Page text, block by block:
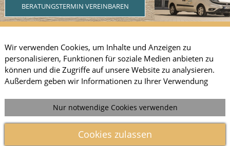
BERATUNGSTERMIN VEREINBAREN
Webdesign by ARANES
Wir verwenden Cookies, um Inhalte und Anzeigen zu
personalisieren, Funktionen für soziale Medien anbieten zu
können und die Zugriffe auf unsere Website zu analysieren.
Außerdem geben wir Informationen zu Ihrer Verwendung
Werbung und Analysen weiter. Unsere Partner führen diese
Informationen möglicherweise mit weiteren Daten
zusammen, die Sie ihnen bereitgestellt haben oder die sie im
Rahmen Ihrer Nutzung der Dienste gesammelt haben. Sofern
Nur notwendige Cookies verwenden
Cookies zulassen